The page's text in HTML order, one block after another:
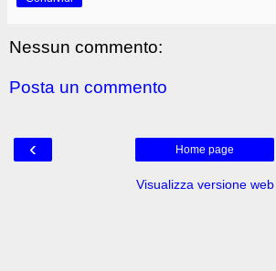
Nessun commento:
Posta un commento
‹ Home page
Visualizza versione web